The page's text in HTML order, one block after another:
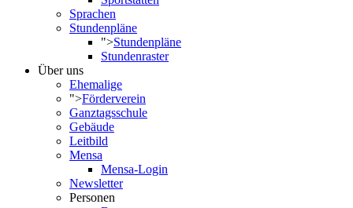
Sprachen
Stundenpläne
">Stundenpläne
Stundenraster
Über uns
Ehemalige
">Förderverein
Ganztagsschule
Gebäude
Leitbild
Mensa
Mensa-Login
Newsletter
Personen